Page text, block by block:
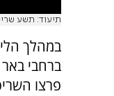
תיעוד: תשע
במהלך
ברחבי
פרצו